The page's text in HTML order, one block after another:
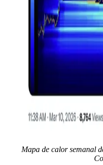
Mapa de calor semanal